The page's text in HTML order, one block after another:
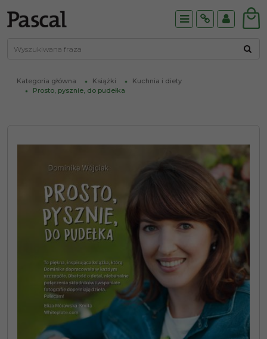
MenuInfoPanel
Kategoria główna Książki
Kuchnia i diety
Prosto, pysznie, do pudełka